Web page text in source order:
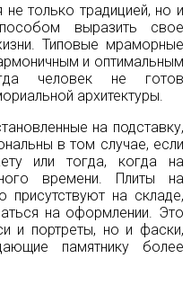
не только традицией, но и
выразить свое
Типовые мраморные
и оптимальным
человек не готов
архитектуры.
на подставку,
в том случае, если
или тогда, когда на
времени. Плиты на
на складе,
на оформлении. Это
и портреты, но и фаски,
памятнику более